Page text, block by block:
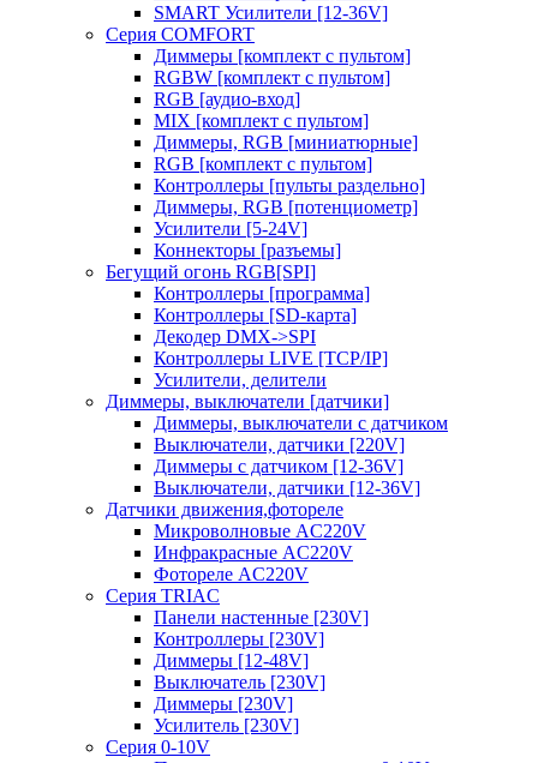
SMART Усилители [12-36V]
Серия COMFORT
Диммеры [комплект с пультом]
RGBW [комплект с пультом]
RGB [аудио-вход]
MIX [комплект с пультом]
Диммеры, RGB [миниатюрные]
RGB [комплект с пультом]
Контроллеры [пульты раздельно]
Диммеры, RGB [потенциометр]
Усилители [5-24V]
Коннекторы [разъемы]
Бегущий огонь RGB[SPI]
Контроллеры [программа]
Контроллеры [SD-карта]
Декодер DMX->SPI
Контроллеры LIVE [TCP/IP]
Усилители, делители
Диммеры, выключатели [датчики]
Диммеры, выключатели с датчиком
Выключатели, датчики [220V]
Диммеры с датчиком [12-36V]
Выключатели, датчики [12-36V]
Датчики движения,фотореле
Микроволновые AC220V
Инфракрасные AC220V
Фотореле AC220V
Серия TRIAC
Панели настенные [230V]
Контроллеры [230V]
Диммеры [12-48V]
Выключатель [230V]
Диммеры [230V]
Усилитель [230V]
Серия 0-10V